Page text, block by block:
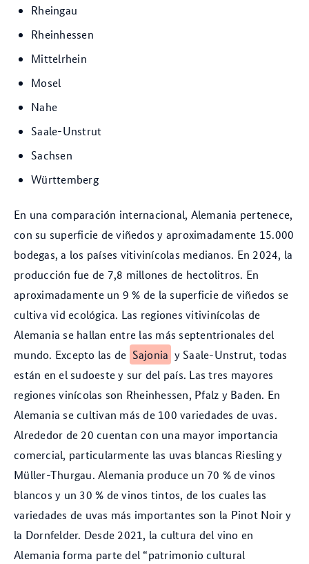
Rheingau
Rheinhessen
Mittelrhein
Mosel
Nahe
Saale-Unstrut
Sachsen
Württemberg
En una comparación internacional, Alemania pertenece,
con su superficie de viñedos y aproximadamente 15.000
bodegas, a los países vitivinícolas medianos. En 2024, la
producción fue de 7,8 millones de hectolitros. En
aproximadamente un 9 % de la superficie de viñedos se
cultiva vid ecológica. Las regiones vitivinícolas de
Alemania se hallan entre las más septentrionales del
mundo. Excepto las de Sajonia y Saale-Unstrut, todas
están en el sudoeste y sur del país. Las tres mayores
regiones vinícolas son Rheinhessen, Pfalz y Baden. En
Alemania se cultivan más de 100 variedades de uvas.
Alrededor de 20 cuentan con una mayor importancia
comercial, particularmente las uvas blancas Riesling y
Müller-Thurgau. Alemania produce un 70 % de vinos
blancos y un 30 % de vinos tintos, de los cuales las
variedades de uvas más importantes son la Pinot Noir y
la Dornfelder. Desde 2021, la cultura del vino en
Alemania forma parte del “patrimonio cultural